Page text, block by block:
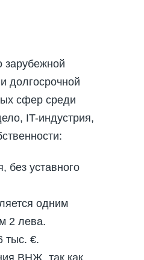
зарубежной
долгосрочной
сфер среди
IT-индустрия,
без уставного
одним
2 лева.
тыс. €.
ВНЖ, так как